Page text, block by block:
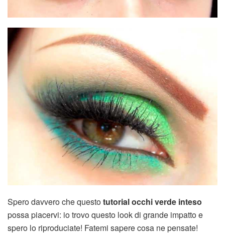
Spero davvero che questotutorial occhi verde inteso
possa piacervi: io trovo questo look di grande impatto e
spero lo riproduciate! Fatemi sapere cosa ne pensate!